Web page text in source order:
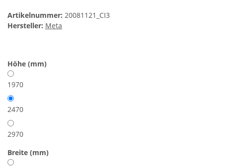
Artikelnummer: 20081121_CI3
Hersteller: Meta
Höhe (mm)
1970
2470
2970
Breite (mm)